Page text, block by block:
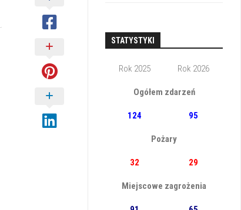
STATYSTYKI
Rok 2025 Rok 2026
Ogółem zdarzeń
124 95
Pożary
32 29
Miejscowe zagrożenia